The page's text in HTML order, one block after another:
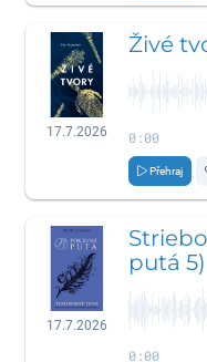
17.7.2026
Živé
0:00
Přehraj
17.7.2026
putá 5)
0:00